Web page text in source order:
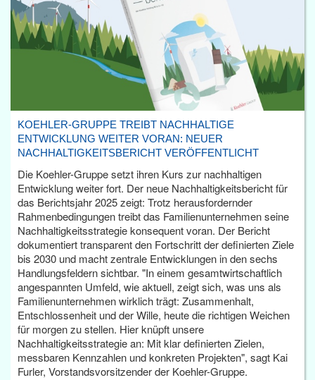
KOEHLER-GRUPPE TREIBT NACHHALTIGE
ENTWICKLUNG WEITER VORAN: NEUER
NACHHALTIGKEITSBERICHT VERÖFFENTLICHT
Die Koehler-Gruppe setzt ihren Kurs zur nachhaltigen
Entwicklung weiter fort. Der neue Nachhaltigkeitsbericht für
das Berichtsjahr 2025 zeigt: Trotz herausfordernder
Rahmenbedingungen treibt das Familienunternehmen seine
Nachhaltigkeitsstrategie konsequent voran. Der Bericht
dokumentiert transparent den Fortschritt der definierten Ziele
bis 2030 und macht zentrale Entwicklungen in den sechs
Handlungsfeldern sichtbar. "In einem gesamtwirtschaftlich
angespannten Umfeld, wie aktuell, zeigt sich, was uns als
Familienunternehmen wirklich trägt: Zusammenhalt,
Entschlossenheit und der Wille, heute die richtigen Weichen
für morgen zu stellen. Hier knüpft unsere
Nachhaltigkeitsstrategie an: Mit klar definierten Zielen,
messbaren Kennzahlen und konkreten Projekten", sagt Kai
Furler, Vorstandsvorsitzender der Koehler-Gruppe.